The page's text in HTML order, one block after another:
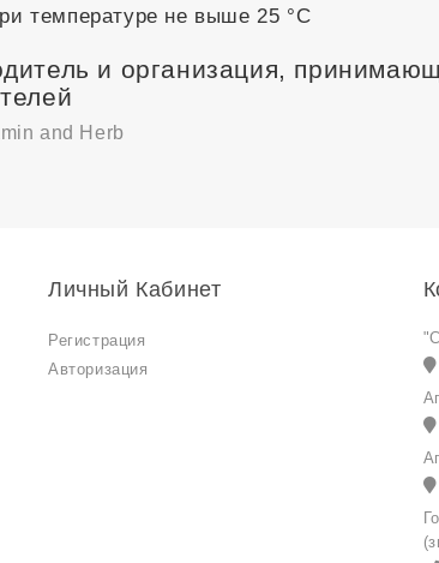
температуре не выше 25 °С
и организация,
and Herb
Личный Кабинет
Регистрация
Авторизация